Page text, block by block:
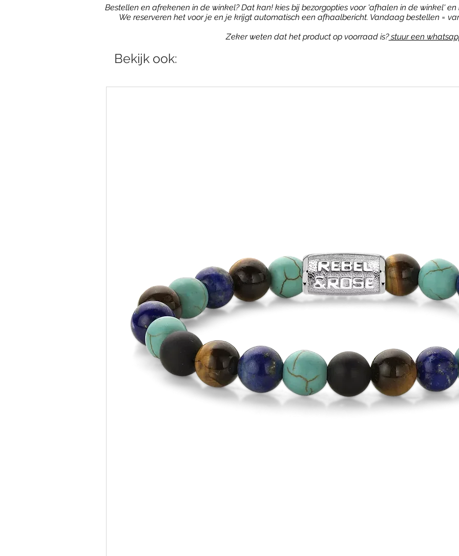
Bestellen en afrekenen in de winkel? Dat kan! kies bij bezorgopties voor 'afhalen in de winkel'
We reserveren het voor je en je krijgt automatisch een afhaalbericht. Vandaag bestellen =
Zeker weten dat het product op voorraad is?stuur een
Bekijk ook: